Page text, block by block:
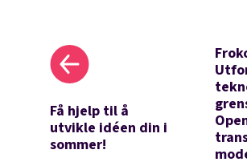
Få hjelp til å
utvikle idéen din i
sommer!